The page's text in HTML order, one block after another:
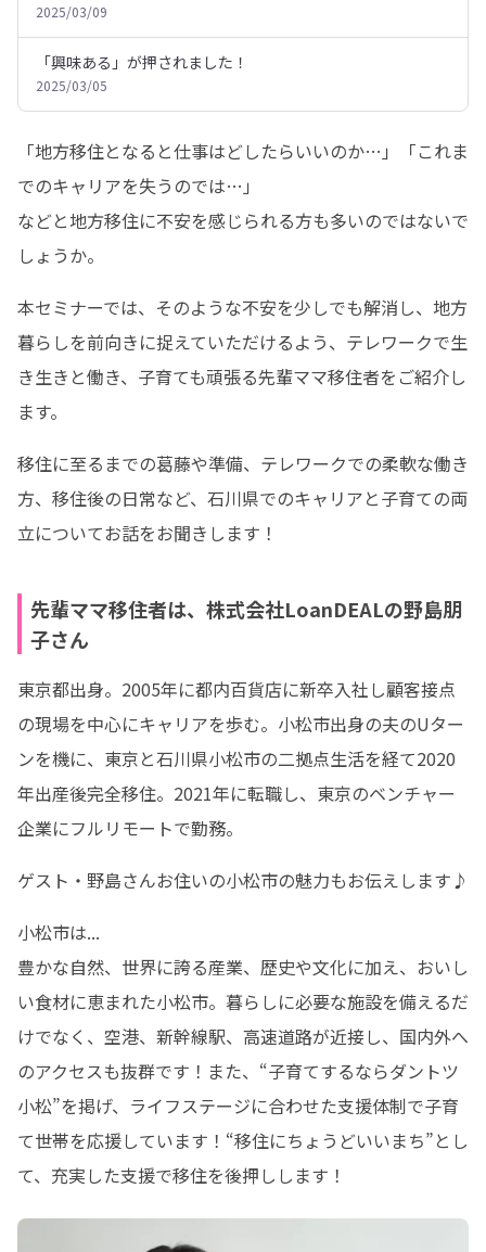
2025/03/09
「興味ある」が押されました！
2025/03/05
「地方移住となると仕事はどしたらいいのか…」「これま
でのキャリアを失うのでは…」
などと地方移住に不安を感じられる方も多いのではないで
しょうか。
本セミナーでは、そのような不安を少しでも解消し、地方
暮らしを前向きに捉えていただけるよう、テレワークで生
き生きと働き、子育ても頑張る先輩ママ移住者をご紹介し
ます。
移住に至るまでの葛藤や準備、テレワークでの柔軟な働き
方、移住後の日常など、石川県でのキャリアと子育ての両
立についてお話をお聞きします！
先輩ママ移住者は、株式会社LoanDEALの野島朋
子さん
東京都出身。2005年に都内百貨店に新卒入社し顧客接点
の現場を中心にキャリアを歩む。小松市出身の夫のUター
ンを機に、東京と石川県小松市の二拠点生活を経て2020
年出産後完全移住。2021年に転職し、東京のベンチャー
企業にフルリモートで勤務。
ゲスト・野島さんお住いの小松市の魅力もお伝えします♪
小松市は...
豊かな自然、世界に誇る産業、歴史や文化に加え、おいし
い食材に恵まれた小松市。暮らしに必要な施設を備えるだ
けでなく、空港、新幹線駅、高速道路が近接し、国内外へ
のアクセスも抜群です！また、“子育てするならダントツ
小松”を掲げ、ライフステージに合わせた支援体制で子育
て世帯を応援しています！“移住にちょうどいいまち”とし
て、充実した支援で移住を後押しします！